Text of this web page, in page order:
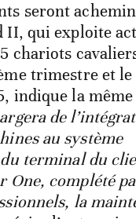
seront
II, qui exploite
chariots
trimestre et
indique la
de
au système
terminal du
One, complété
la